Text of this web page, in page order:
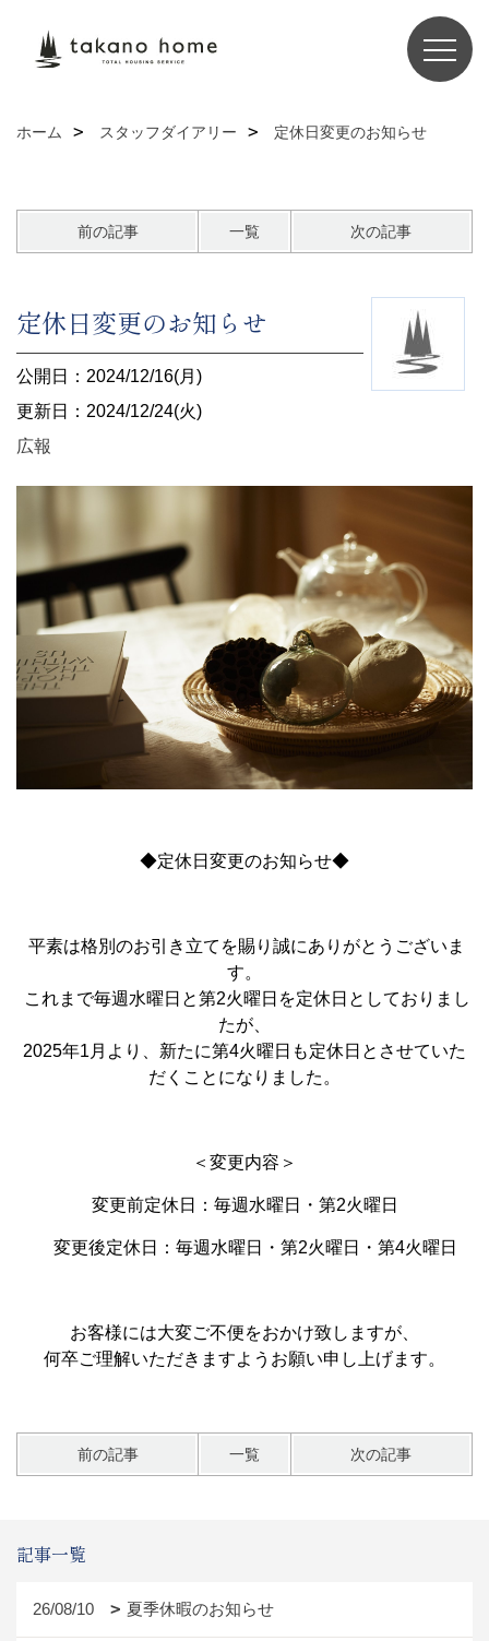
ホーム スタッフダイアリー 定休日変更のお知らせ
前の記事 一覧 次の記事
定休日変更のお知らせ
公開日：2024/12/16(月)
更新日：2024/12/24(火)
広報
◆定休日変更のお知らせ◆
平素は格別のお引き立てを賜り誠にありがとうございま
す。
これまで毎週水曜日と第2火曜日を定休日としておりまし
たが、
2025年1月より、新たに第4火曜日も定休日とさせていた
だくことになりました。
＜変更内容＞
変更前定休日：毎週水曜日・第2火曜日
変更後定休日：毎週水曜日・第2火曜日・第4火曜日
お客様には大変ご不便をおかけ致しますが、
何卒ご理解いただきますようお願い申し上げます。
前の記事 一覧 次の記事
記事一覧
26/08/10 夏季休暇のお知らせ